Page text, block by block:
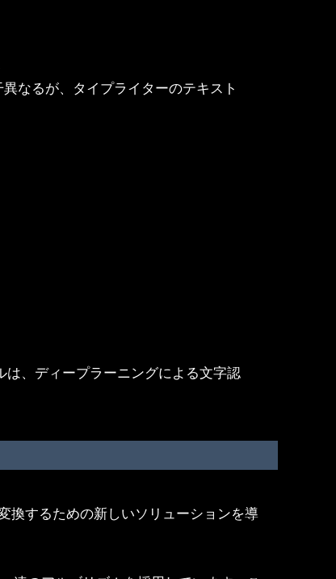
なるが、タイプライターのテキスト
、ディープラーニングによる文字認
換するための新しいソリューションを導